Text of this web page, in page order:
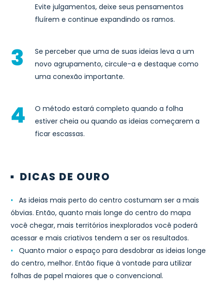
Evite julgamentos, deixe seus pensamentos
fluírem e continue expandindo os ramos.
Se perceber que uma de suas ideias leva a um
novo agrupamento, circule-a e destaque como
uma conexão importante.
O método estará completo quando a folha
estiver cheia ou quando as ideias começarem a
ficar escassas.
DICAS DE OURO
• As ideias mais perto do centro costumam ser a mais
óbvias. Então, quanto mais longe do centro do mapa
você chegar, mais territórios inexplorados você poderá
acessar e mais criativos tendem a ser os resultados.
• Quanto maior o espaço para desdobrar as ideias longe
do centro, melhor. Então fique à vontade para utilizar
folhas de papel maiores que o convencional.